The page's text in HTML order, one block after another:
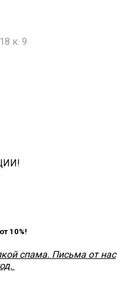
к. 9
10%!
спама. Письма от нас